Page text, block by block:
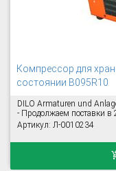
Компрессор для
состоянии B095R10
DILO Armaturen und
- Продолжаем поставки в
Артикул: Л-0010234